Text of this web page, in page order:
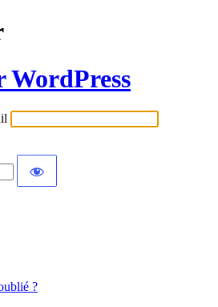
WordPress
?